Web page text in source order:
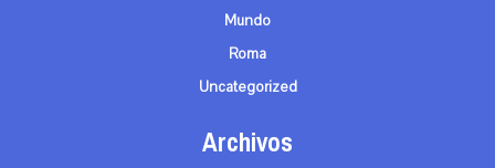
Mundo
Roma
Uncategorized
Archivos